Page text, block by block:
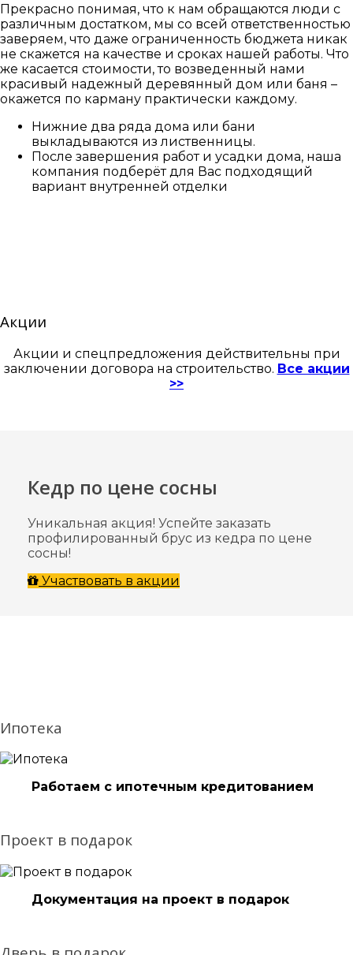
Прекрасно понимая, что к нам обращаются люди с
различным достатком, мы со всей ответственностью
заверяем, что даже ограниченность бюджета никак
не скажется на качестве и сроках нашей работы. Что
же касается стоимости, то возведенный нами
красивый надежный деревянный дом или баня –
окажется по карману практически каждому.
Нижние два ряда дома или бани
выкладываются из лиственницы.
После завершения работ и усадки дома, наша
компания подберёт для Вас подходящий
вариант внутренней отделки
Акции
Акции и спецпредложения действительны при
заключении договора на строительство. Все акции
>>
Кедр по цене сосны
Уникальная акция! Успейте заказать
профилированный брус из кедра по цене
сосны!
Участвовать в акции
Ипотека
Работаем с ипотечным кредитованием
Проект в подарок
Документация на проект в подарок